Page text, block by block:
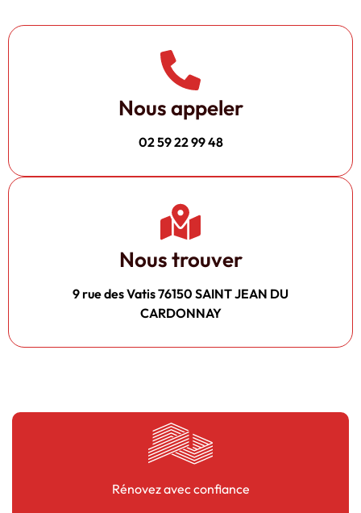
Nous appeler
02 59 22 99 48
Nous trouver
9 rue des Vatis 76150 SAINT JEAN DU
CARDONNAY
Rénovez avec confiance